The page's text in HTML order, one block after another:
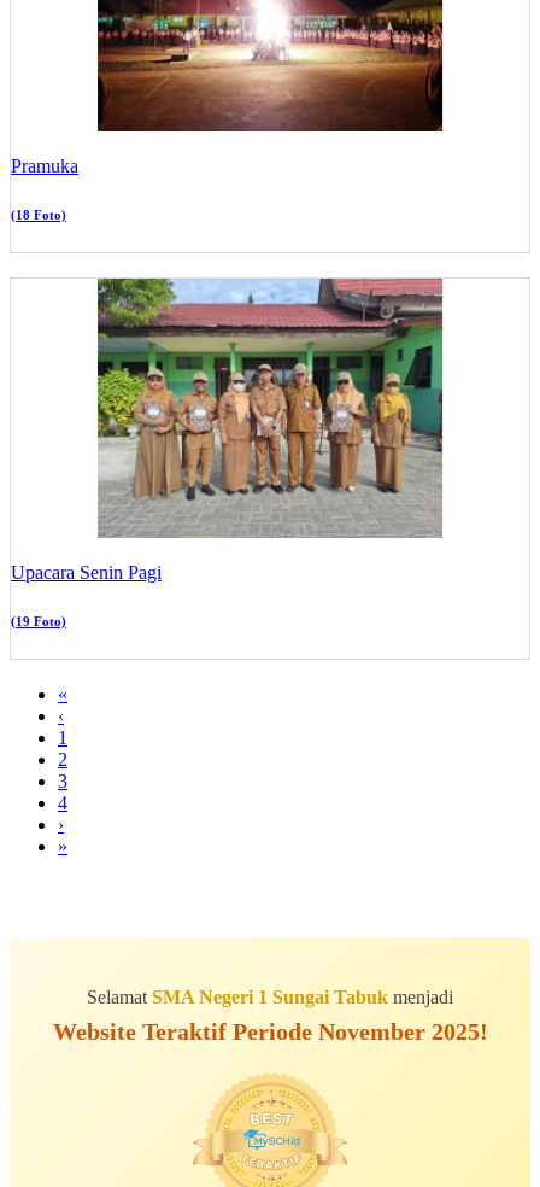
Pramuka
(18 Foto)
Upacara Senin Pagi
(19 Foto)
«
‹
1
2
3
4
›
»
Selamat SMA Negeri 1 Sungai Tabuk menjadi
Website Teraktif Periode November 2025!